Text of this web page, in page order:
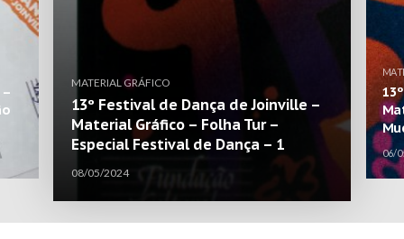
MATERIAL GRÁFICO
13º Festival de Dança de Joinville –
Material Gráfico – Folha Tur –
Especial Festival de Dança – 1
08/05/2024
06/